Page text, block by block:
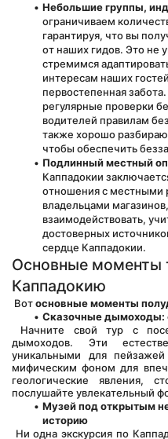
Небольшие группы,
ограничиваем
гарантируя, что вы
от наших гидов. Это не
стремимся
интересам наших
первостепенная
регулярные проверки
водителей правилам
также хорошо
чтобы обеспечить
Подлинный местный
Каппадокии
отношения с местными
владельцами
взаимодействовать,
достоверных
сердце Каппадокии.
Основные моменты
Каппадокию
Вот основные моменты
Сказочные дымоходы:
дымоходов. Эти
уникальными для
мифическим фоном для
геологические явления,
послушайте увлекательный
Музей под открытым
историю